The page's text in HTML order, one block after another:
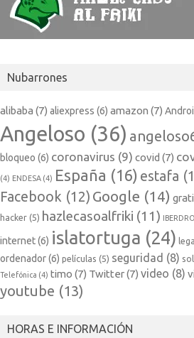
Nubarrones
alibaba (7) aliexpress (6) amazon (7)
Angeloso (36)
bloqueo (6) coronavirus (9) covid (7)
(4) ENDESA (4) España (16) estafa
Facebook (12) Google (14)
hacker (5) hazlecasoalfriki (11)
internet(6) islatortuga (24)
ordenador(6) películas (5) seguridad (8)
Telefónica (4) timo (7) Twitter(7) video (8)
youtube (13)
HORAS E INFORMACIÓN